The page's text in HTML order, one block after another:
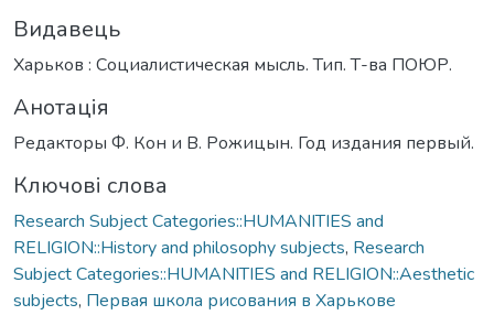
Видавець
Харьков : Социалистическая мысль. Тип. Т-ва ПОЮР.
Анотація
Редакторы Ф. Кон и В. Рожицын. Год издания первый.
Ключові слова
Research Subject Categories::HUMANITIES and
RELIGION::History and philosophy subjects, Research
Subject Categories::HUMANITIES and RELIGION::Aesthetic
subjects, Первая школа рисования в Харькове